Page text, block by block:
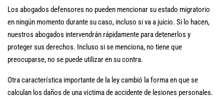
Los abogados defensores no pueden mencionar su estado migratorio
en ningún momento durante su caso, incluso si va a juicio. Si lo hacen,
nuestros abogados intervendrán rápidamente para detenerlos y
proteger sus derechos. Incluso si se menciona, no tiene que
preocuparse, no se puede utilizar en su contra.
Otra característica importante de la ley cambió la forma en que se
calculan los daños de una víctima de accidente de lesiones personales.